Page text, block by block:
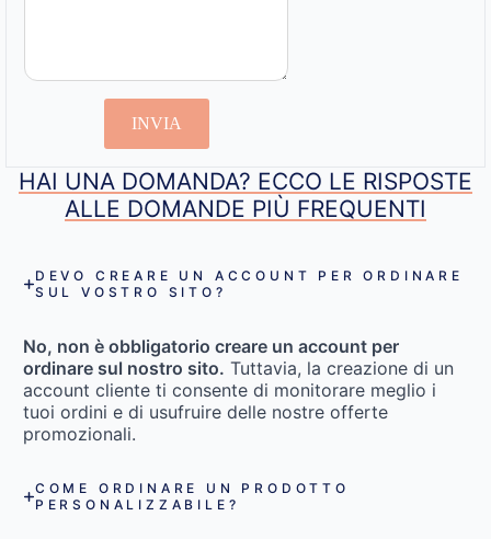
INVIA
HAI UNA DOMANDA? ECCO LE RISPOSTE
ALLE DOMANDE PIÙ FREQUENTI
DEVO CREARE UN ACCOUNT PER ORDINARE
SUL VOSTRO SITO?
No, non è obbligatorio creare un account per
ordinare sul nostro sito. Tuttavia, la creazione di un
account cliente ti consente di monitorare meglio i
tuoi ordini e di usufruire delle nostre offerte
promozionali.
COME ORDINARE UN PRODOTTO
PERSONALIZZABILE?